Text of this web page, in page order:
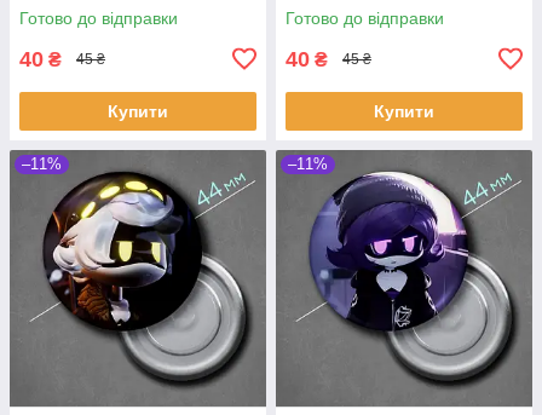
Готово до відправки
40 ₴ 45 ₴
Купити
Готово до відправки
40 ₴ 45 ₴
Купити
–11% –11%